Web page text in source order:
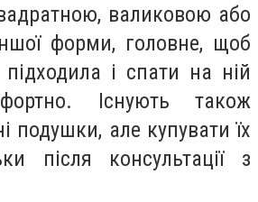
валиковою або
форми, головне, щоб
і спати на ній
Існують також
подушки, але купувати їх
після консультації з